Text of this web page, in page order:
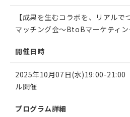
【成果を生むコラボを、リアル
マッチング会〜BtoBマーケティ
開催日時
2025年10月07日(水)19:00-21:00
ル開催
プログラム詳細